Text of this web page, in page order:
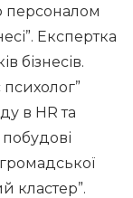
персоналом
Експертка
бізнесів.
психолог”
в HR та
кластер”.